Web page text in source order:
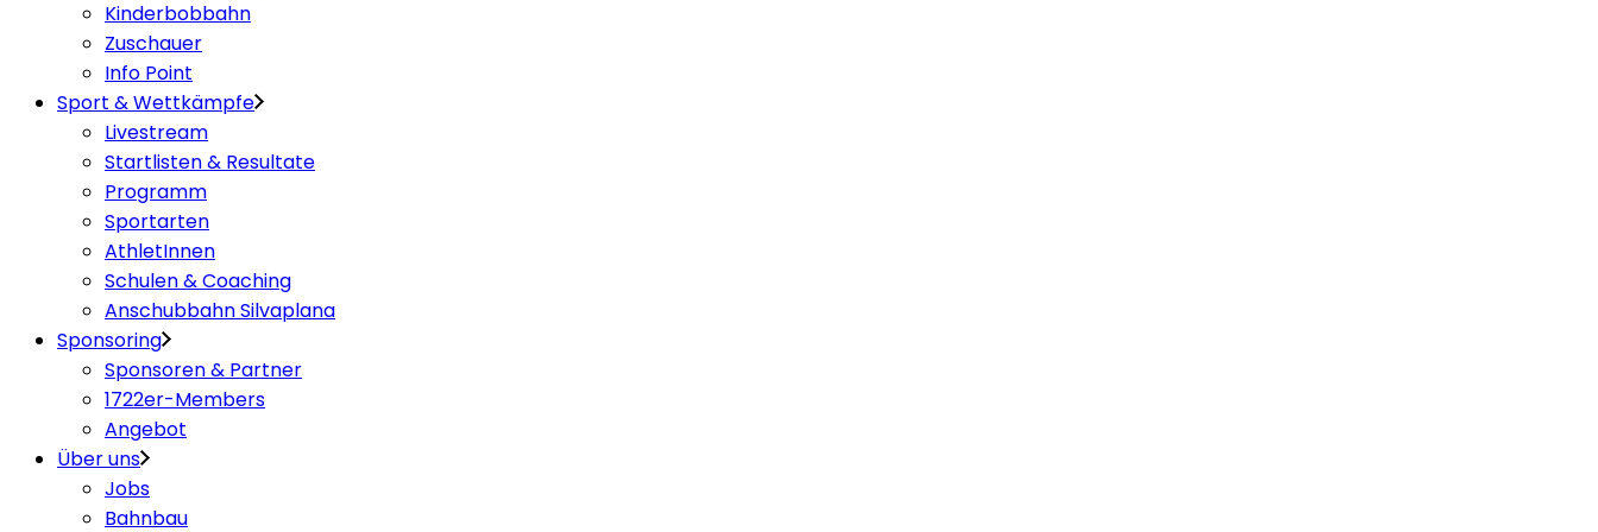
Kinderbobbahn
Zuschauer
Info Point
Sport & Wettkämpfe
Livestream
Startlisten & Resultate
Programm
Sportarten
AthletInnen
Schulen & Coaching
Anschubbahn Silvaplana
Sponsoring
Sponsoren & Partner
1722er-Members
Angebot
Über uns
Jobs
Bahnbau